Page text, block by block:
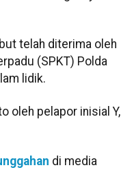
telah diterima oleh
(SPKT) Polda
lidik.
oleh pelapor inisial Y,
di media